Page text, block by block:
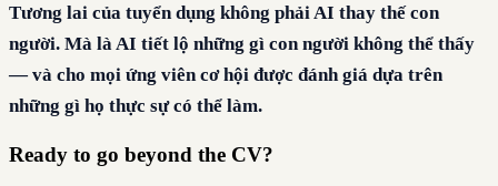
Tương lai của tuyển dụng không phải AI thay thế con
người. Mà là AI tiết lộ những gì con người không thể thấy
— và cho mọi ứng viên cơ hội được đánh giá dựa trên
những gì họ thực sự có thể làm.
Ready to go beyond the CV?